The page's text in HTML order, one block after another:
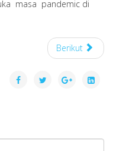
masa pandemic di
Berikut